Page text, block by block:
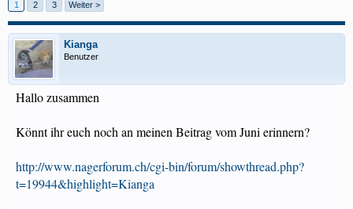
1 2 3 Weiter >
Kianga
Benutzer
Hallo zusammen
Könnt ihr euch noch an meinen Beitrag vom Juni erinnern?
http://www.nagerforum.ch/cgi-bin/forum/showthread.php?
t=19944&highlight=Kianga